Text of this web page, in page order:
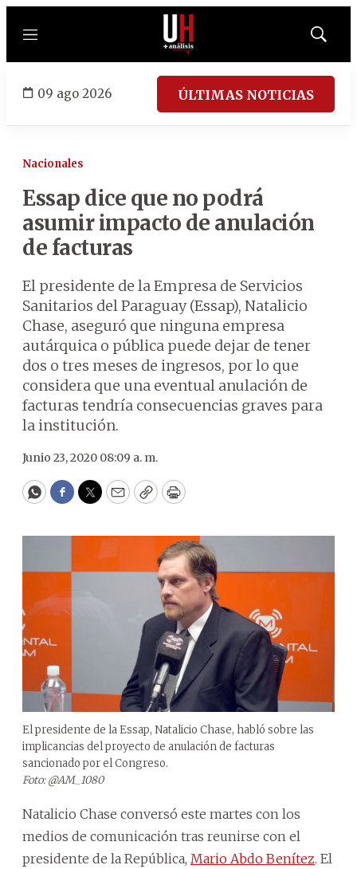
Menú
Mostrar
09 ago 2026 ÚLTIMAS NOTICIAS
Nacionales
Essap dice que no podrá
asumir impacto de anulación
de facturas
El presidente de la Empresa de Servicios
Sanitarios del Paraguay (Essap), Natalicio
Chase, aseguró que ninguna empresa
autárquica o pública puede dejar de tener
dos o tres meses de ingresos, por lo que
considera que una eventual anulación de
facturas tendría consecuencias graves para
la institución.
Junio 23, 2020 08:09 a. m.
WhatsApp
Facebook
Twitter
EmailCopyPrint
El presidente de la Essap, Natalicio Chase, habló sobre las
implicancias del proyecto de anulación de facturas
sancionado por el Congreso.
Foto: @AM_1080
Natalicio Chase conversó este martes con los
medios de comunicación tras reunirse con el
presidente de la República, Mario Abdo Benítez. El